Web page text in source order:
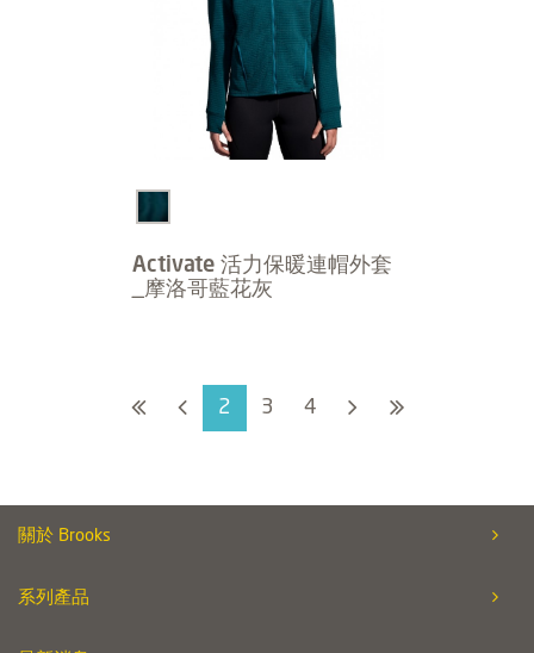
Activate 活力保暖連帽外套
_摩洛哥藍花灰
2 3 4
關於 Brooks
系列產品